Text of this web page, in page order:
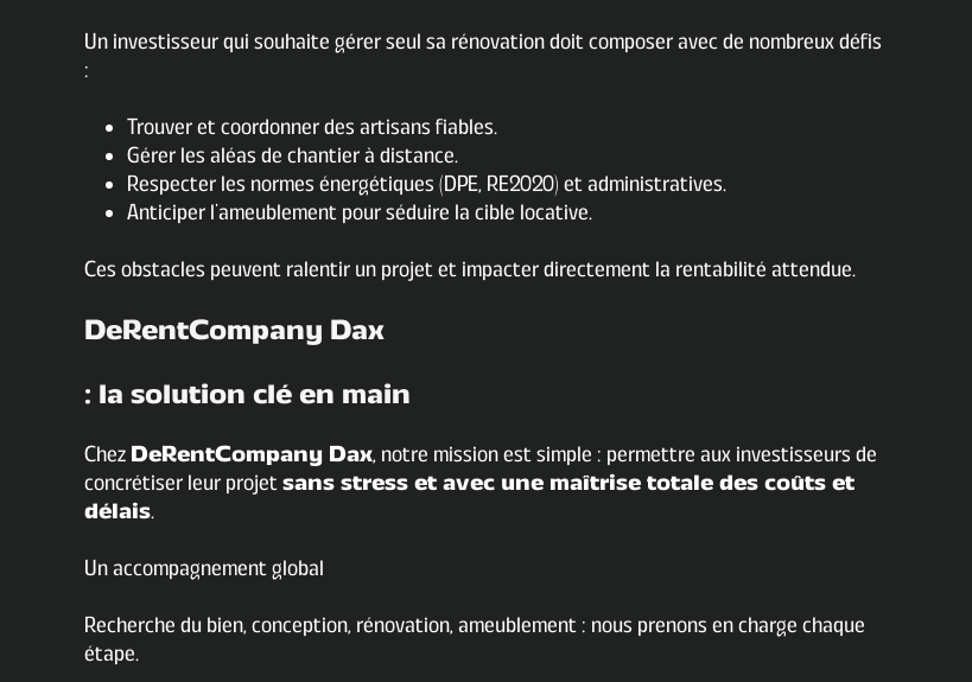
Un investisseur qui souhaite gérer seul sa rénovation doit composer avec de nombreux défis
:
Trouver et coordonner des artisans fiables.
Gérer les aléas de chantier à distance.
Respecter les normes énergétiques (DPE, RE2020) et administratives.
Anticiper l’ameublement pour séduire la cible locative.
Ces obstacles peuvent ralentir un projet et impacter directement la rentabilité attendue.
DeRentCompany Dax
: la solution clé en main
Chez DeRentCompany Dax, notre mission est simple : permettre aux investisseurs de
concrétiser leur projetsans stress et avec une maîtrise totale des coûts et
délais.
Un accompagnement global
Recherche du bien, conception, rénovation, ameublement : nous prenons en charge chaque
étape.